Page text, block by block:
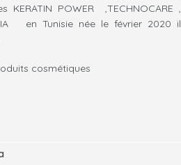
KERATIN POWER ,TECHNOCARE ,
en Tunisie née le février 2020 il
cosmétiques